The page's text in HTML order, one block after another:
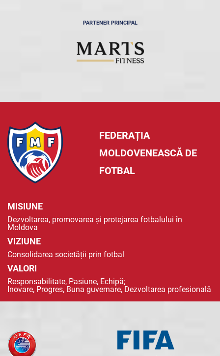
PARTENER PRINCIPAL
FEDERAȚIA
MOLDOVENEASCĂ DE
FOTBAL
MISIUNE
Dezvoltarea, promovarea și protejarea fotbalului în
Moldova
VIZIUNE
Consolidarea societății prin fotbal
VALORI
Responsabilitate, Pasiune, Echipă;
Inovare, Progres, Buna guvernare, Dezvoltarea profesională